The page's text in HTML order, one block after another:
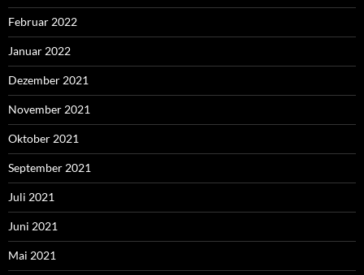
Februar 2022
Januar 2022
Dezember 2021
November 2021
Oktober 2021
September 2021
Juli 2021
Juni 2021
Mai 2021